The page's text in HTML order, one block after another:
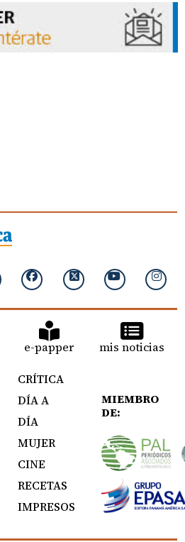
e-papper mis noticias
CRÍTICA
DÍA A
DÍA
MUJER
CINE
RECETAS
IMPRESOS
MIEMBRO
DE: